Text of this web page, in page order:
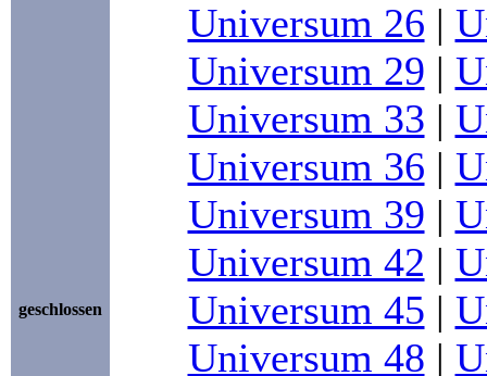
geschlossen
Universum 26 |
Universum 29 |
Universum 33 |
Universum 36 |
Universum 39 |
Universum 42 |
Universum 45 |
Universum 48 |